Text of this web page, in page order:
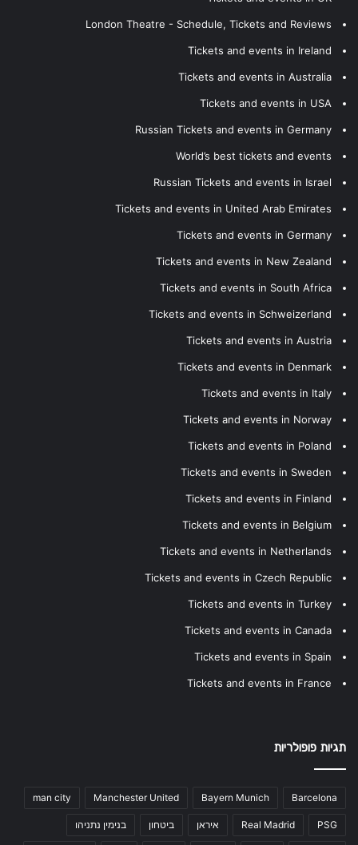
London Theatre - Schedule, Tickets and Reviews
Tickets and events in Ireland
Tickets and events in Australia
Tickets and events in USA
Russian Tickets and events in Germany
World’s best tickets and events
Russian Tickets and events in Israel
Tickets and events in United Arab Emirates
Tickets and events in Germany
Tickets and events in New Zealand
Tickets and events in South Africa
Tickets and events in Schweizerland
Tickets and events in Austria
Tickets and events in Denmark
Tickets and events in Italy
Tickets and events in Norway
Tickets and events in Poland
Tickets and events in Sweden
Tickets and events in Finland
Tickets and events in Belgium
Tickets and events in Netherlands
Tickets and events in Czech Republic
Tickets and events in Turkey
Tickets and events in Canada
Tickets and events in Spain
Tickets and events in France
תגיות פופולריות
Barcelona
Bayern Munich
Manchester United
man city
PSG
Real Madrid איראן ביטחון בנימין נתניהו